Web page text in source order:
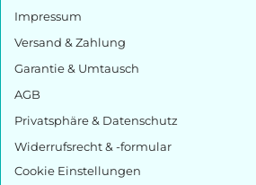
Impressum
Versand & Zahlung
Garantie & Umtausch
AGB
Privatsphäre & Datenschutz
Widerrufsrecht & -formular
Cookie Einstellungen